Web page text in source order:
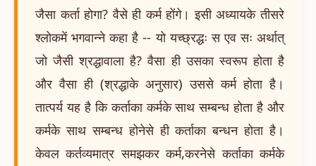
जैसा कर्ता होगा? वैसे ही कर्म होंगे। इसी अध्यायके तीसरे
श्लोकमें भगवान्ने कहा है -- यो यच्छ्रद्धः स एव सः अर्थात्
जो जैसी श्रद्धावाला है? वैसा ही उसका स्वरूप होता है
और वैसा ही (श्रद्धाके अनुसार) उससे कर्म होता है।
तात्पर्य यह है कि कर्ताका कर्मके साथ सम्बन्ध होता है और
कर्मके साथ सम्बन्ध होनेसे ही कर्ताका बन्धन होता है।
केवल कर्तव्यमात्र समझकर कर्म,करनेसे कर्ताका कर्मके